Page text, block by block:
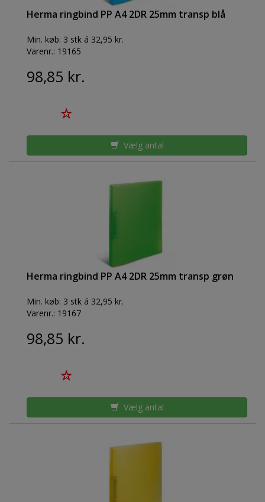
Herma ringbind PP A4 2DR 25mm transp blå
Min. køb: 3 stk á 32,95 kr.
Varenr.: 19165
98,85 kr.
Vælg antal
Herma ringbind PP A4 2DR 25mm transp grøn
Min. køb: 3 stk á 32,95 kr.
Varenr.: 19167
98,85 kr.
Vælg antal